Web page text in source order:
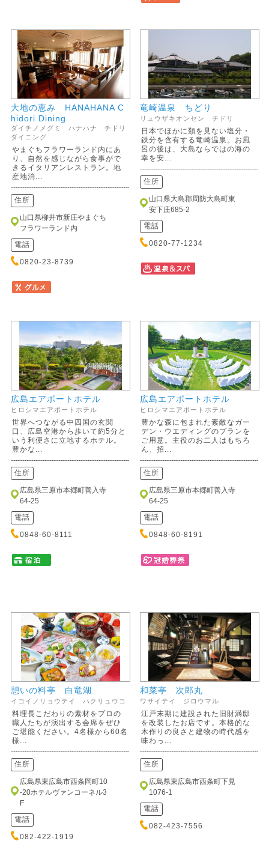
大地の恵み HANAHANA C
hidori Dining
ダイチノメグミ ハナハナ チドリ
ダイニング
やまぐちフラワーランド内にあ
り、自然を感じながら食事がで
きるイタリアンレストラン。地
産地消...
住所
山口県柳井市新庄やまぐち
フラワーランド内
電話
0820-23-8739
竜崎温泉 ちどり
リュウザキオンセン チドリ
日本でほかに類を見ない塩分・
鉄分を含有する竜崎温泉。お風
呂の後は、大島ならではの海の
幸を安...
住所
山口県大島郡周防大島町東
安下庄685-2
電話
0820-77-1234
広島エアポートホテル
ヒロシマエアポートホテル
世界へつながる中四国の玄関
口、広島空港から歩いて約5分と
いう利便さに立地するホテル。
豊かな...
住所
広島県三原市本郷町善入寺
64-25
電話
0848-60-8111
広島エアポートホテル
ヒロシマエアポートホテル
豊かな森に包まれた素敵なガー
デン・ウエディングのプランを
ご用意。主役のお二人はもちろ
ん、招...
住所
広島県三原市本郷町善入寺
64-25
電話
0848-60-8191
憩いの料亭 白竜湖
イコイノリョウテイ ハクリュウコ
料理長こだわりの素材をプロの
職人たちが演出する会席をぜひ
ご堪能ください。4名様から60名
様...
住所
広島県東広島市西条岡町10
-20ホテルヴァンコーネル3
F
電話
082-422-1919
和菜亭 次郎丸
ワサイテイ ジロウマル
江戸末期に建設された旧財満邸
を改装したお店です。本格的な
木作りの良さと建物の時代感を
味わっ...
住所
広島県東広島市西条町下見
1076-1
電話
082-423-7556